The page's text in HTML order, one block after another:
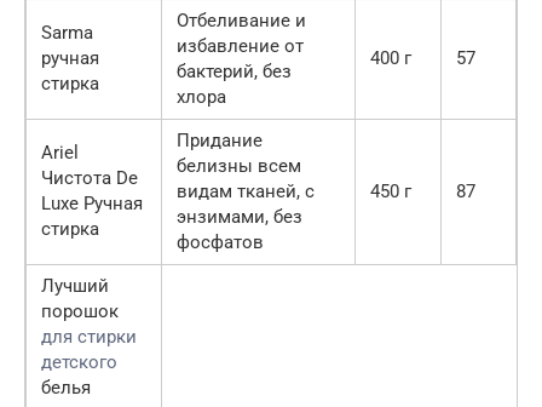
Sarma
ручная
стирка
Отбеливание и
избавление от
бактерий, без
хлора
400 г 57
Ariel
Чистота De
Luxe Ручная
стирка
Придание
белизны всем
видам тканей, с
энзимами, без
фосфатов
450 г 87
Лучший
порошок
для стирки
детского
белья